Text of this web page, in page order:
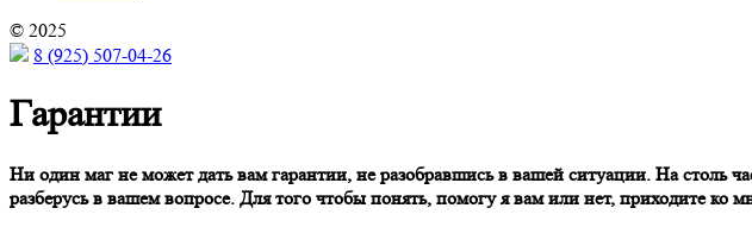
© 2025
8 (925) 507-04-26
Гарантии
Ни один маг не может дать вам гарантии, не разобравшись в вашей ситуации. На столь
разберусь в вашем вопросе. Для того чтобы понять, помогу я вам или нет, приходите ко